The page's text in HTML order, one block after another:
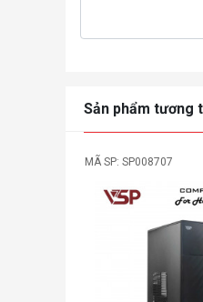
Sản phẩm tương
MÃ SP: SP008707